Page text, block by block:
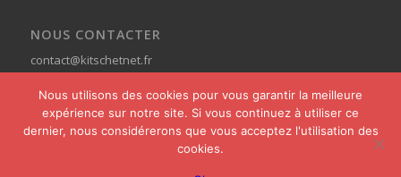
NOUS CONTACTER
contact@kitschetnet.fr
powered by Enfold WordPress Theme
Nous utilisons des cookies pour vous garantir la meilleure
expérience sur notre site. Si vous continuez à utiliser ce
dernier, nous considérerons que vous acceptez l'utilisation des
cookies.